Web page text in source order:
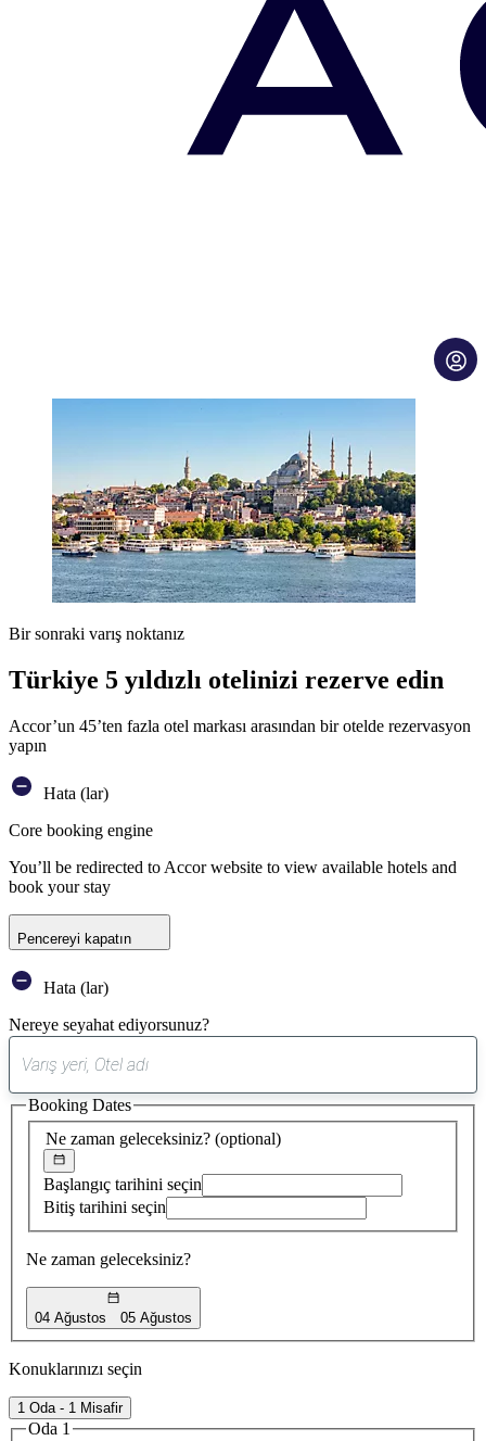
Bir sonraki varış noktanız
Türkiye 5 yıldızlı otelinizi rezerve edin
Accor’un 45’ten fazla otel markası arasından bir otelde rezervasyon
yapın
Hata (lar)
Core booking engine
You’ll be redirected to Accor website to view available hotels and
book your stay
Pencereyi kapatın
Hata (lar)
Nereye seyahat ediyorsunuz?
öneri
bulundu
Ne zaman geleceksiniz? (optional)
Başlangıç tarihini seçin
Bitiş tarihini seçin
Ne zaman geleceksiniz?
04 Ağustos 05 Ağustos
Booking Dates
Konuklarınızı seçin
1 Oda - 1 Misafir
Oda 1